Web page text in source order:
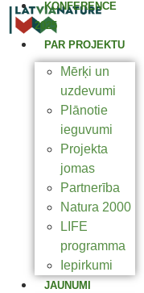
KONFERENCE
2025
PAR PROJEKTU
Mērķi un
uzdevumi
Plānotie
ieguvumi
Projekta
jomas
Partnerība
Natura 2000
LIFE
programma
Iepirkumi
JAUNUMI